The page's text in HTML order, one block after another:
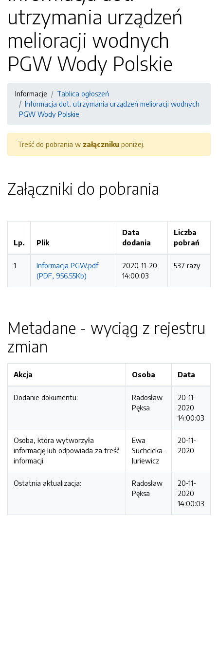
utrzymania urządzeń
melioracji wodnych
PGW Wody Polskie
Informacje
Tablica ogłoszeń
Informacja dot. utrzymania urządzeń melioracji wodnych
PGW Wody Polskie
Treść do pobrania w załączniku poniżej.
Załączniki do pobrania
Lp. Plik
Data
dodania
Liczba
pobrań
1
Informacja PGW.pdf
(PDF, 956.55Kb)
2020-11-20
14:00:03
537 razy
Metadane - wyciąg z rejestru
zmian
Akcja Osoba Data
Dodanie dokumentu:
Radosław
Pęksa
20-11-
2020
14:00:03
Osoba, która wytworzyła
informację lub odpowiada za treść
informacji:
Ewa
Suchcicka-
Juriewicz
20-11-
2020
Ostatnia aktualizacja:
Radosław
Pęksa
20-11-
2020
14:00:03